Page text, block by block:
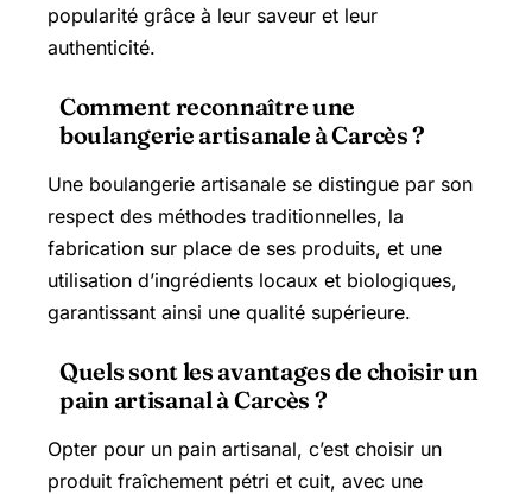
popularité grâce à leur saveur et leur
authenticité.
Comment reconnaître une
boulangerie artisanale à Carcès ?
Une boulangerie artisanale se distingue par son
respect des méthodes traditionnelles, la
fabrication sur place de ses produits, et une
utilisation d’ingrédients locaux et biologiques,
garantissant ainsi une qualité supérieure.
Quels sont les avantages de choisir un
pain artisanal à Carcès ?
Opter pour un pain artisanal, c’est choisir un
produit fraîchement pétri et cuit, avec une